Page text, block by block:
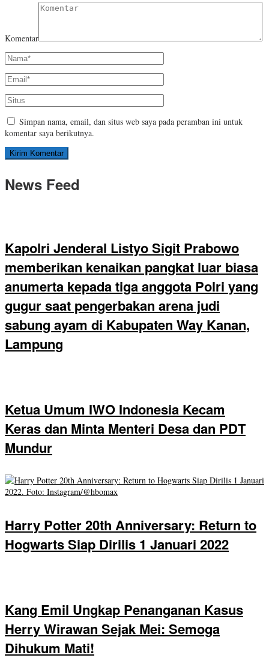
Komentar
Simpan nama, email, dan situs web saya pada peramban ini untuk
komentar saya berikutnya.
News Feed
Kapolri Jenderal Listyo Sigit Prabowo
memberikan kenaikan pangkat luar biasa
anumerta kepada tiga anggota Polri yang
gugur saat pengerbakan arena judi
sabung ayam di Kabupaten Way Kanan,
Lampung
Ketua Umum IWO Indonesia Kecam
Keras dan Minta Menteri Desa dan PDT
Mundur
Harry Potter 20th Anniversary: Return to
Hogwarts Siap Dirilis 1 Januari 2022
Kang Emil Ungkap Penanganan Kasus
Herry Wirawan Sejak Mei: Semoga
Dihukum Mati!